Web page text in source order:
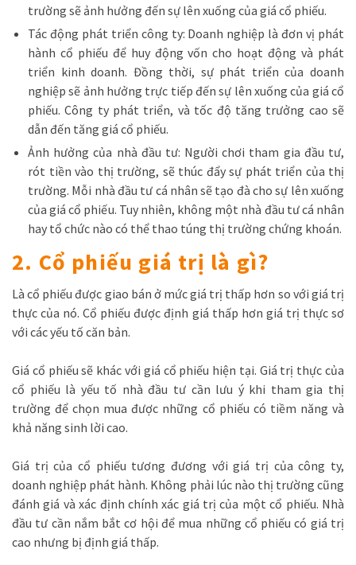
trường sẽ ảnh hưởng đến sự lên xuống của giá cổ phiếu.
Tác động phát triển công ty: Doanh nghiệp là đơn vị phát
hành cổ phiếu để huy động vốn cho hoạt động và phát
triển kinh doanh. Đồng thời, sự phát triển của doanh
nghiệp sẽ ảnh hưởng trực tiếp đến sự lên xuống của giá cổ
phiếu. Công ty phát triển, và tốc độ tăng trưởng cao sẽ
dẫn đến tăng giá cổ phiếu.
Ảnh hưởng của nhà đầu tư: Người chơi tham gia đầu tư,
rót tiền vào thị trường, sẽ thúc đẩy sự phát triển của thị
trường. Mỗi nhà đầu tư cá nhân sẽ tạo đà cho sự lên xuống
của giá cổ phiếu. Tuy nhiên, không một nhà đầu tư cá nhân
hay tổ chức nào có thể thao túng thị trường chứng khoán.
2. Cổ phiếu giá trị là gì?
Là cổ phiếu được giao bán ở mức giá trị thấp hơn so với giá trị
thực của nó. Cổ phiếu được định giá thấp hơn giá trị thực sơ
với các yếu tố căn bản.
Giá cổ phiếu sẽ khác với giá cổ phiếu hiện tại. Giá trị thực của
cổ phiếu là yếu tố nhà đầu tư cần lưu ý khi tham gia thị
trường để chọn mua được những cổ phiếu có tiềm năng và
khả năng sinh lời cao.
Giá trị của cổ phiếu tương đương với giá trị của công ty,
doanh nghiệp phát hành. Không phải lúc nào thị trường cũng
đánh giá và xác định chính xác giá trị của một cổ phiếu. Nhà
đầu tư cần nắm bắt cơ hội để mua những cổ phiếu có giá trị
cao nhưng bị định giá thấp.